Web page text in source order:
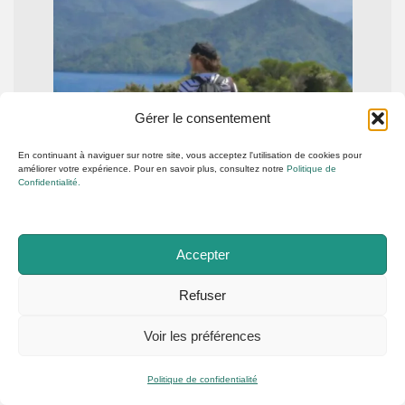
Gérer le consentement
En continuant à naviguer sur notre site, vous acceptez l'utilisation de cookies pour
améliorer votre expérience. Pour en savoir plus, consultez notre Politique de
Confidentialité.
Accepter
Refuser
Voir les préférences
Politique de confidentialité